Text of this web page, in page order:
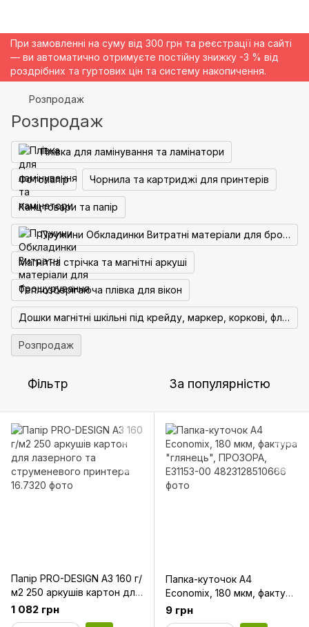
При замовленні на суму від 300 грн та реєстрації на сайті
— ви автоматично отримуєте постійну знижку -3 % від
роздрібних та гуртових цін та систему накопичення.
Розпродаж
Розпродаж
Плівка для ламінування та ламінатори
Фотопапір Чорнила та картриджі для принтерів
Канцтовари та папір
Пружини Обкладинки Витратні матеріали для брошурування
Магнітна стрічка та магнітні аркуші
Теплозберігаюча плівка для вікон
Дошки магнітні шкільні під крейду, маркер, коркові, фліпчарти.
Розпродаж
Фільтр За популярністю
Папір PRO-DESIGN А3 160 г/
м2 250 аркушів картон для
лазерного та
струменевого принтера
1 082 грн
Папка-куточок А4
Economix, 180 мкм, фактура
"глянець", ПРОЗОРА,
E31153-00
9 грн